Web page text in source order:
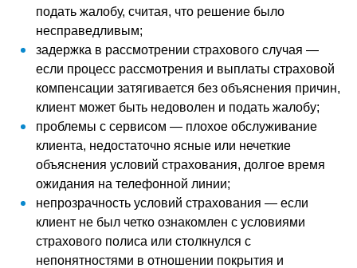
подать жалобу, считая, что решение было
несправедливым;
задержка в рассмотрении страхового случая —
если процесс рассмотрения и выплаты страховой
компенсации затягивается без объяснения причин,
клиент может быть недоволен и подать жалобу;
проблемы с сервисом — плохое обслуживание
клиента, недостаточно ясные или нечеткие
объяснения условий страхования, долгое время
ожидания на телефонной линии;
непрозрачность условий страхования — если
клиент не был четко ознакомлен с условиями
страхового полиса или столкнулся с
непонятностями в отношении покрытия и